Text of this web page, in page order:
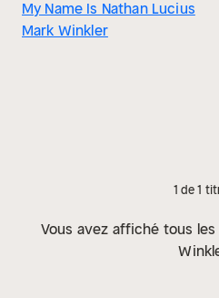
My Name Is Nathan Lucius
Mark Winkler
1 de 1
Vous avez affiché tous